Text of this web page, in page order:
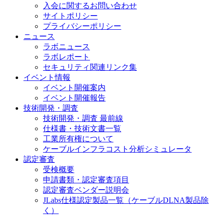
入会に関するお問い合わせ
サイトポリシー
プライバシーポリシー
ニュース
ラボニュース
ラボレポート
セキュリティ関連リンク集
イベント情報
イベント開催案内
イベント開催報告
技術開発・調査
技術開発・調査 最前線
仕様書・技術文書一覧
工業所有権について
ケーブルインフラコスト分析シミュレータ
認定審査
受検概要
申請書類・認定審査項目
認定審査ベンダー説明会
JLabs仕様認定製品一覧（ケーブルDLNA製品除
く）